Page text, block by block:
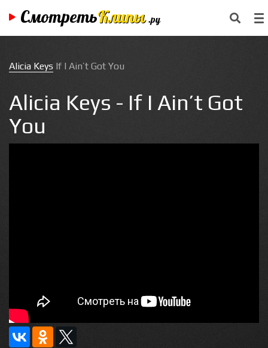
СмотретьКлипы .ру
Alicia Keys If I Ain’t Got You
Alicia Keys - If I Ain’t Got
You